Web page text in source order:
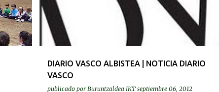
DIARIO VASCO ALBISTEA | NOTICIA DIARIO
VASCO
publicado por Buruntzaldea IKT septiembre 06, 2012